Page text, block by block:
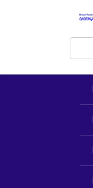
Поиск: